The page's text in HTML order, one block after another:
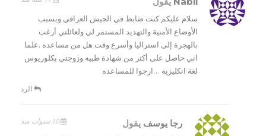
سلام عليكم كنت ضابط في الجيش العراقي وبسبب
الأوضاع الأمنية والتهديد المستمر لي ولعائلتي أرغب
بالهجرة إلى استراليا وأسرع وقت هل من مساعده .علما
اني حاصل على أكثر من شهادة طبيه وزوجتي بكلوريوس
لغة انكليزيه …ارجوا للمساعده
الرد
رجا يوسفيقول 10 سنوات منذ